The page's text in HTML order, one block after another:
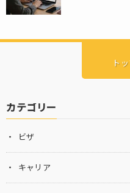
ト
カテゴリー
ビザ
キャリア